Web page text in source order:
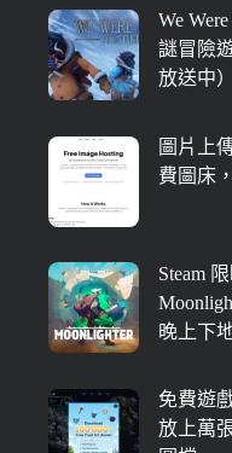
We
謎冒險
放送中）
圖片上
費圖床
Steam
晚上下
免費遊
放上萬